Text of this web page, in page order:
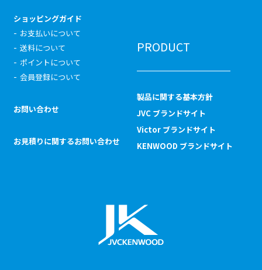
ショッピングガイド
お支払いについて
送料について
ポイントについて
会員登録について
お問い合わせ
お見積りに関するお問い合わせ
PRODUCT
製品に関する基本方針
JVC ブランドサイト
Victor ブランドサイト
KENWOOD ブランドサイト